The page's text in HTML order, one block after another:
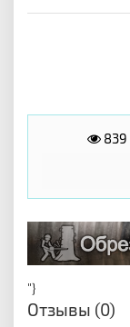
839
"}
Отзывы (0)